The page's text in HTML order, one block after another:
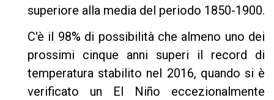
superiore alla media del periodo 1850-1900.
C'è il 98% di possibilità che almeno uno dei
prossimi cinque anni superi il record di
temperatura stabilito nel 2016, quando si è
verificato un El Niño eccezionalmente